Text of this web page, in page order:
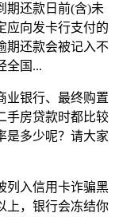
期还款日前(含)未
应向发卡行支付的
期还款会被记入不
全国...
业银行、最终购置
手房贷款时都比较
是多少呢？请大家
列入信用卡诈骗黑
上，银行会冻结你